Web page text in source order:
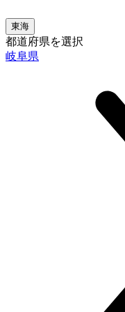
東海
都道府県を選択
岐阜県